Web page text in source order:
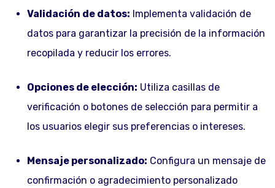
Validación de datos: Implementa validación de
datos para garantizar la precisión de la información
recopilada y reducir los errores.
Opciones de elección: Utiliza casillas de
verificación o botones de selección para permitir a
los usuarios elegir sus preferencias o intereses.
Mensaje personalizado: Configura un mensaje de
confirmación o agradecimiento personalizado